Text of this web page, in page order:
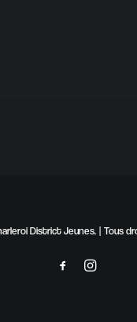
District Jeunes. | Tous